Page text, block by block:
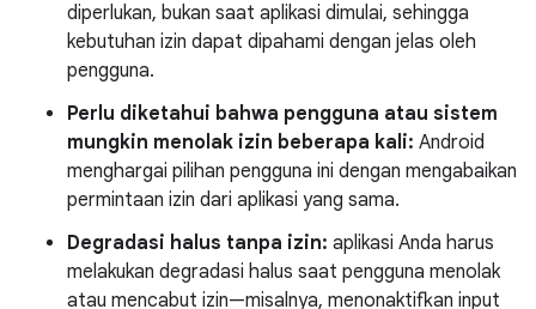
diperlukan, bukan saat aplikasi dimulai, sehingga
kebutuhan izin dapat dipahami dengan jelas oleh
pengguna.
Perlu diketahui bahwa pengguna atau sistem
mungkin menolak izin beberapa kali: Android
menghargai pilihan pengguna ini dengan mengabaikan
permintaan izin dari aplikasi yang sama.
Degradasi halus tanpa izin: aplikasi Anda harus
melakukan degradasi halus saat pengguna menolak
atau mencabut izin—misalnya, menonaktifkan input